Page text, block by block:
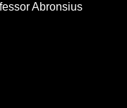
Abronsius